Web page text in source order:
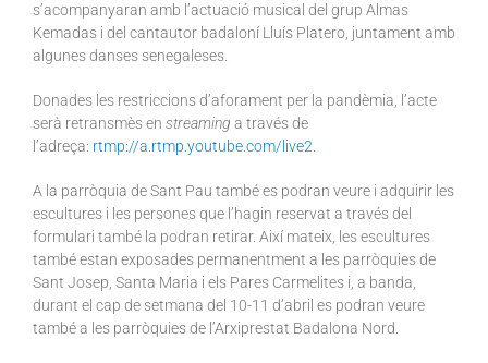
s’acompanyaran amb l’actuació musical del grup Almas
Kemadas i del cantautor badaloní Lluís Platero, juntament amb
algunes danses senegaleses.
Donades les restriccions d’aforament per la pandèmia, l’acte
serà retransmès en streaming a través de
l’adreça: rtmp://a.rtmp.youtube.com/live2.
A la parròquia de Sant Pau també es podran veure i adquirir les
escultures i les persones que l’hagin reservat a través del
formulari també la podran retirar. Així mateix, les escultures
també estan exposades permanentment a les parròquies de
Sant Josep, Santa Maria i els Pares Carmelites i, a banda,
durant el cap de setmana del 10-11 d’abril es podran veure
també a les parròquies de l’Arxiprestat Badalona Nord.